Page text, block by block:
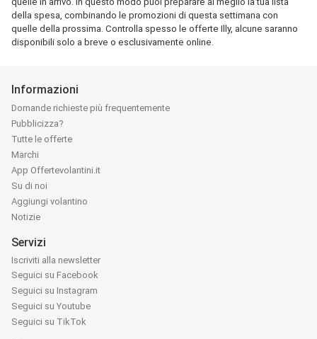
della spesa, combinando le promozioni di questa settimana con
quelle della prossima. Controlla spesso le offerte Illy, alcune saranno
disponibili solo a breve o esclusivamente online.
Informazioni
Domande richieste più frequentemente
Pubblicizza?
Tutte le offerte
Marchi
App Offertevolantini.it
Su di noi
Aggiungi volantino
Notizie
Servizi
Iscriviti alla newsletter
Seguici su Facebook
Seguici su Instagram
Seguici su Youtube
Seguici su TikTok